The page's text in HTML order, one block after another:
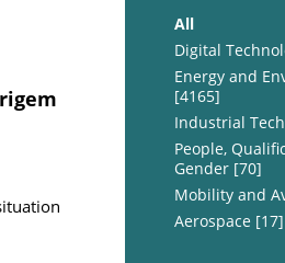
All
Digital
Energy and
[4165]
Industrial
People,
Gender [70]
Mobility and
Aerospace [17]